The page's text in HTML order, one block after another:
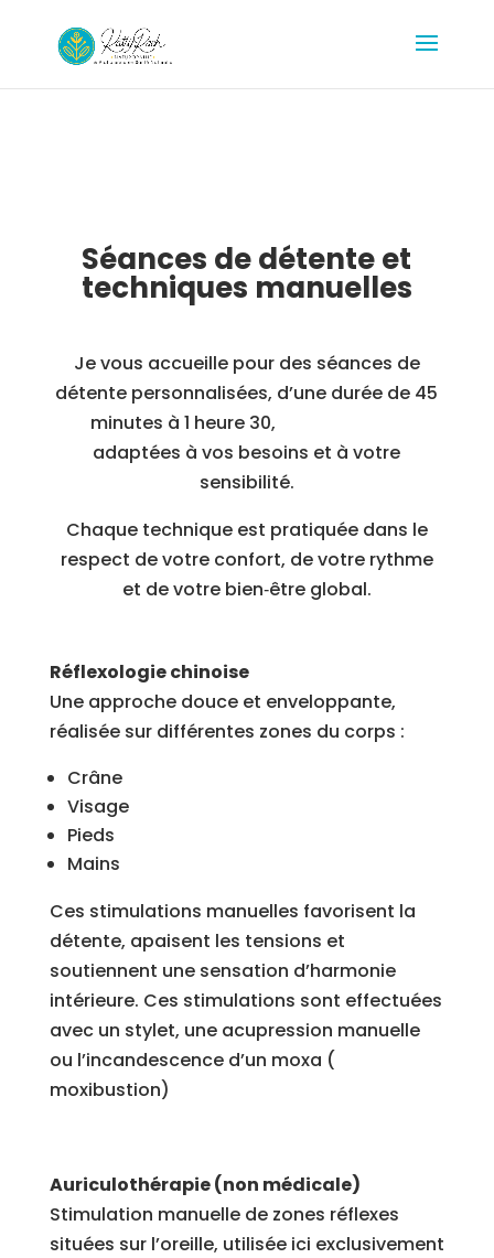
Séances de détente et
techniques manuelles
Je vous accueille pour des séances de
détente personnalisées, d’une durée de 45
minutes à 1 heure 30,
adaptées à vos besoins et à votre
sensibilité.
Chaque technique est pratiquée dans le
respect de votre confort, de votre rythme
et de votre bien‑être global.
Réflexologie chinoise
Une approche douce et enveloppante,
réalisée sur différentes zones du corps :
Crâne
Visage
Pieds
Mains
Ces stimulations manuelles favorisent la
détente, apaisent les tensions et
soutiennent une sensation d’harmonie
intérieure. Ces stimulations sont effectuées
avec un stylet, une acupression manuelle
ou l’incandescence d’un moxa (
moxibustion)
Auriculothérapie (non médicale)
Stimulation manuelle de zones réflexes
situées sur l’oreille, utilisée ici exclusivement